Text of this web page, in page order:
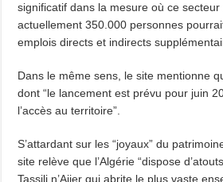
significatif dans la mesure où ce
actuellement 350.000 personnes
emplois directs et indirects
Dans le même sens, le site mentionne
dont “le lancement est prévu pour juin
l’accès au territoire”.
S’attardant sur les “joyaux” du
site relève que l’Algérie “dispose
Tassili n’Ajjer qui abrite le plus vaste